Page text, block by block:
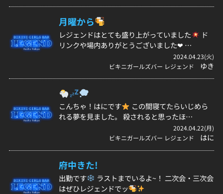
月曜から
レジェンドはとても盛り上がっていました
ド
リンクや場内ありがとうございました❤︎ …
2024.04.23(火)
ビキニガールズバー レジェンド
ゆき
こんちゃ！はにです
この間寝てたらいじめら
れる夢を見ました。 殺されると思ったほ…
2024.04.22(月)
ビキニガールズバー レジェンド
はに
府中きた!
出勤です
ラストまでいるよ~！ 二次会・三次会
はぜひレジェンドでッ